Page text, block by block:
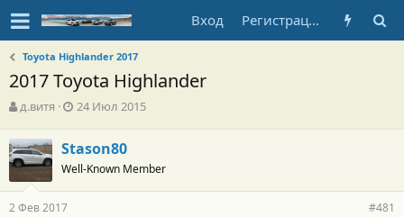
Вход Регистрация
Toyota Highlander 2017
2017 Toyota Highlander
А
т
о
р
т
е
д.витя
Д
а
н
24 Июл 2015
Stason80
Well-Known Member
2 Фев 2017 #481